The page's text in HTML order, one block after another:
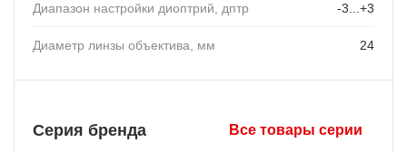
Диапазон настройки диоптрий, дптр -3...+3
Диаметр линзы объектива, мм 24
Серия бренда Все товары серии